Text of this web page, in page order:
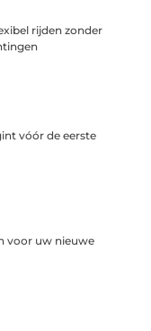
rijden zonder
vóór de eerste
voor uw nieuwe